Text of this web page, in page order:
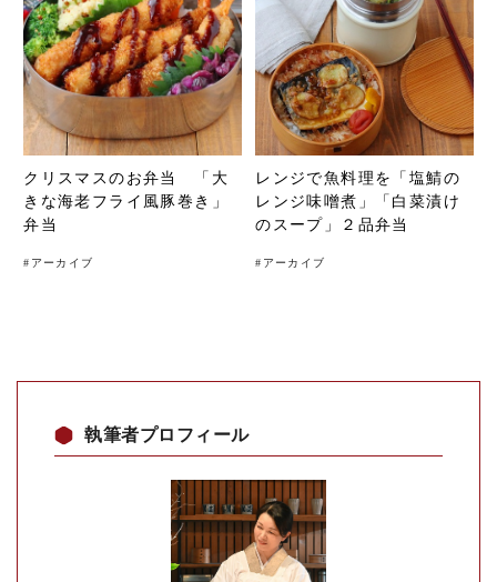
クリスマスのお弁当 「大
きな海老フライ風豚巻き」
弁当
# アーカイブ
レンジで魚料理を「塩鯖の
レンジ味噌煮」「白菜漬け
のスープ」２品弁当
# アーカイブ
執筆者プロフィール